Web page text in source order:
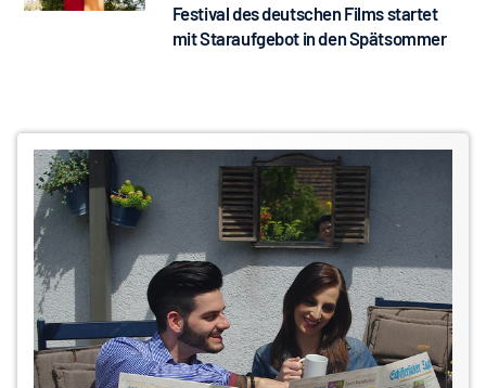
Festival des deutschen Films startet
mit Staraufgebot in den Spätsommer